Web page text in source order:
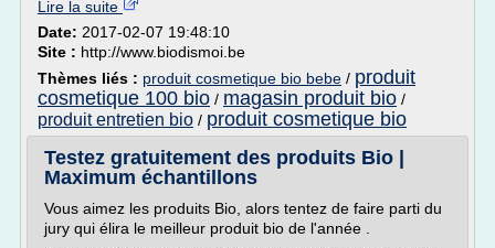
Lire la suite
Date: 2017-02-07 19:48:10
Site : http://www.biodismoi.be
Thèmes liés : produit cosmetique bio bebe / produit
cosmetique 100 bio / magasin produit bio /
produit entretien bio / produit cosmetique bio
Testez gratuitement des produits Bio |
Maximum échantillons
Vous aimez les produits Bio, alors tentez de faire parti du
jury qui élira le meilleur produit bio de l'année .